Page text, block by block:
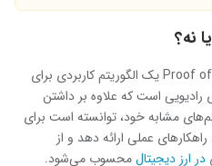
نه؟
Proofیک الگوریتم کاربردی برای
است که علاوه بر داشتن
مشابه خود، توانسته است برای
عملی ارائه دهد و از
ارز دیجیتالمحسوب می‌شود.